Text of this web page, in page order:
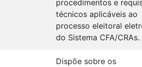
procedimentos e
técnicos aplicáveis ao
processo eleitoral
do Sistema CFA/CRAs.
Dispõe sobre os